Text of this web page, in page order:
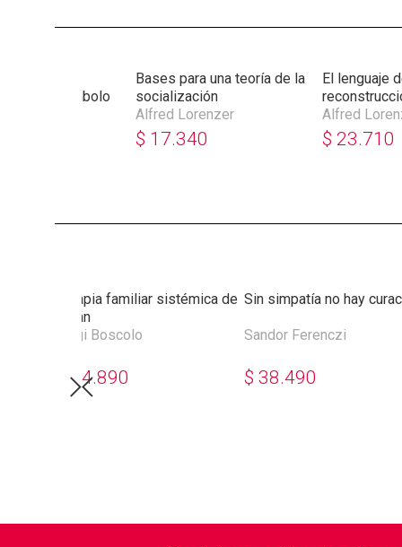
de símbolo
Bases para una teoría de la
socialización
Alfred Lorenzer
$ 17.340
El lenguaje
Alfred
$ 23.710
Terapia familiar sistémica de
Milán
Luigi Boscolo
44.890
Sin simpatía no hay
Sandor Ferenczi
$ 38.490